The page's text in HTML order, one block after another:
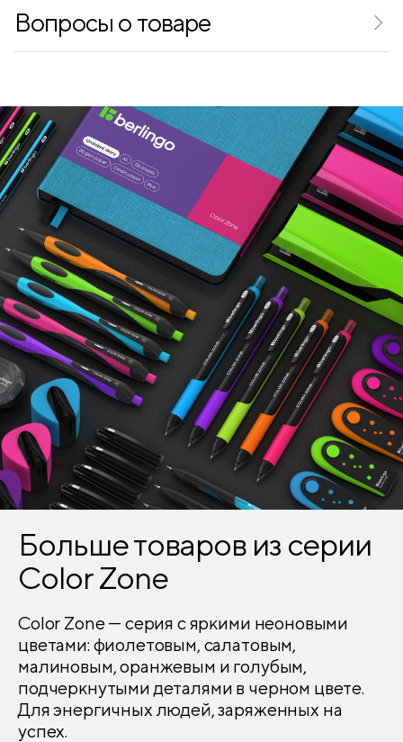
Вопросы о товаре
Больше товаров из серии
Color Zone
Color Zone — серия с яркими неоновыми
цветами: фиолетовым, салатовым,
малиновым, оранжевым и голубым,
подчеркнутыми деталями в черном цвете.
Для энергичных людей, заряженных на
успех.